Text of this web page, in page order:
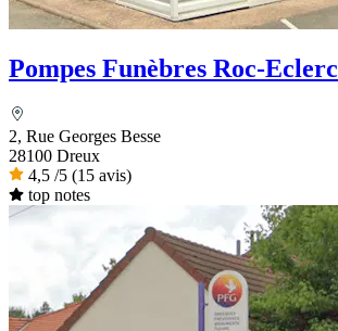
Pompes Funèbres Roc-Eclerc
2, Rue Georges Besse
28100 Dreux
4,5 /5 (15 avis)
top notes